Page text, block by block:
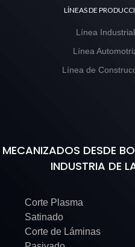
LÍNEAS DE
Línea Industrial
Línea
Línea de
MECANIZADOS DESDE
INDUSTRIA DE
Corte Plasma
Satinado
Corte de Láminas